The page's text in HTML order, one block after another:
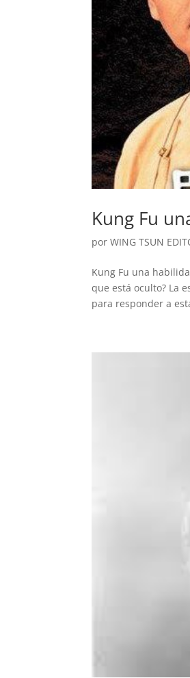
Kung Fu
porWING TSUN
Kung Fu una
que está oculto? La
para responder a